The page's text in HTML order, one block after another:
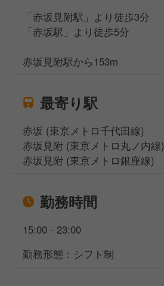
「赤坂見附駅」より徒歩3分
「赤坂駅」より徒歩5分
赤坂見附駅から153m
最寄り駅
赤坂 (東京メトロ千代田線)
赤坂見附 (東京メトロ丸ノ内線)
赤坂見附 (東京メトロ銀座線)
勤務時間
15:00 - 23:00
勤務形態：シフト制